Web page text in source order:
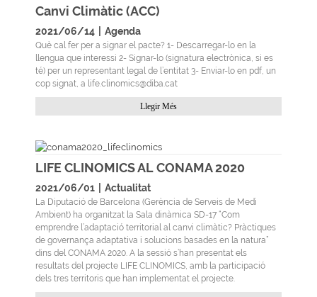
Canvi Climàtic (ACC)
2021/06/14 Agenda
Què cal fer per a signar el pacte? 1- Descarregar-lo en la
llengua que interessi 2- Signar-lo (signatura electrònica, si es
té) per un representant legal de l’entitat 3- Enviar-lo en pdf, un
cop signat, a life.clinomics@diba.cat
Llegir Més
LIFE CLINOMICS AL CONAMA 2020
2021/06/01 Actualitat
La Diputació de Barcelona (Gerència de Serveis de Medi
Ambient) ha organitzat la Sala dinàmica SD-17 “Com
emprendre l’adaptació territorial al canvi climàtic? Pràctiques
de governança adaptativa i solucions basades en la natura”
dins del CONAMA 2020. A la sessió s’han presentat els
resultats del projecte LIFE CLINOMICS, amb la participació
dels tres territoris que han implementat el projecte.